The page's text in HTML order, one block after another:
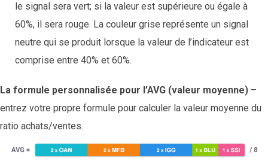
le signal sera vert; si la valeur est supérieure ou égale à
60%, il sera rouge. La couleur grise représente un signal
neutre qui se produit lorsque la valeur de l’indicateur est
comprise entre 40% et 60%.
La formule personnalisée pour l’AVG (valeur moyenne) –
entrez votre propre formule pour calculer la valeur moyenne du
ratio achats/ventes.